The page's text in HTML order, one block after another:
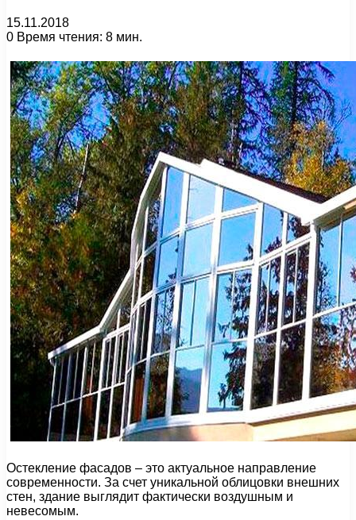
15.11.2018
0 Время чтения: 8 мин.
Остекление фасадов – это актуальное направление
современности. За счет уникальной облицовки внешних
стен, здание выглядит фактически воздушным и
невесомым.